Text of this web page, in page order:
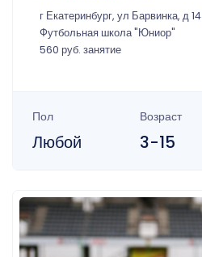
г Екатеринбург, ул Барвинка, д 14
Футбольная школа "Юниор"
560 руб. занятие
Пол
Любой
Возраст
3-15